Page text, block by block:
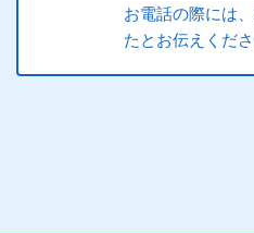
お電話の際には
たとお伝えくだ